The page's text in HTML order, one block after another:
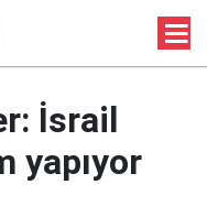
İsrail
yapıyor